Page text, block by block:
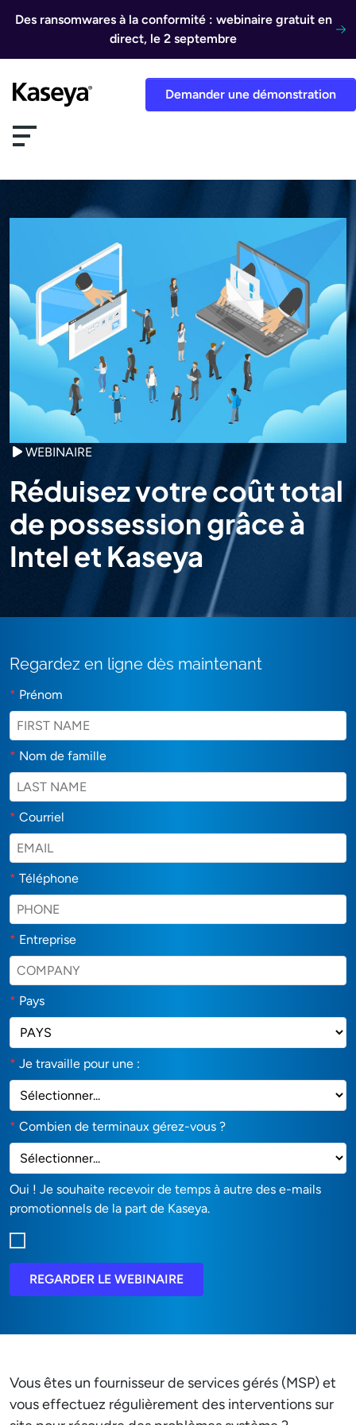
Des ransomwares à la conformité : webinaire gratuit en
direct, le 2 septembre
Demander une démonstration
WEBINAIRE
Réduisez votre coût total
de possession grâce à
Intel et Kaseya
Regardez en ligne dès maintenant
* Prénom
* Nom de famille
* Courriel
* Téléphone
* Entreprise
* Pays
* Je travaille pour une :
* Combien de terminaux gérez-vous ?
Oui ! Je souhaite recevoir de temps à autre des e-mails
promotionnels de la part de Kaseya.
REGARDER LE WEBINAIRE
Vous êtes un fournisseur de services gérés (MSP) et
vous effectuez régulièrement des interventions sur